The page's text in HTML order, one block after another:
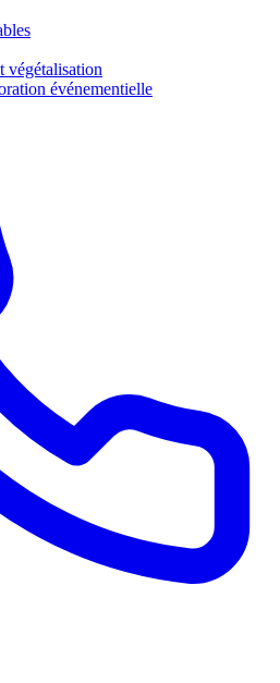
végétalisation
événementielle